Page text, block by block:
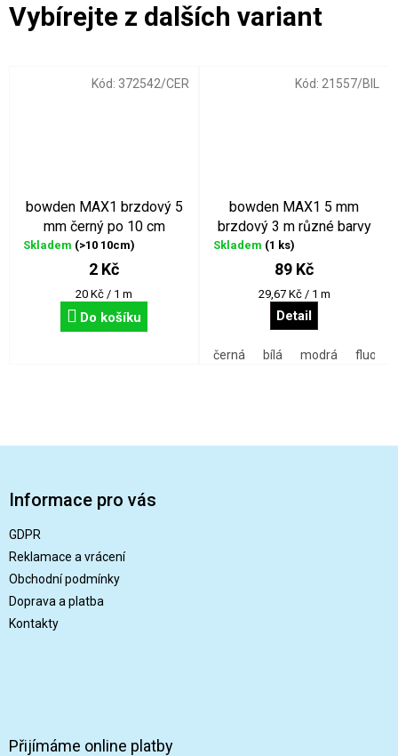
bowden MAX1 brzdový 5
mm černý po 10 cm
Skladem (>10 10cm)
2 Kč
Měrná
cena:
20 Kč / 1 m
Do košíku
Kód: 372542/CER
bowden MAX1 5 mm
brzdový 3 m různé barvy
Skladem (1 ks)
89 Kč
Měrná
cena:
29,67 Kč / 1 m
Detail
černá bílá modrá fluo
Kód: 21557/BIL
Informace pro vás
GDPR
Reklamace a vrácení
Obchodní podmínky
Doprava a platba
Kontakty
Přijímáme online platby